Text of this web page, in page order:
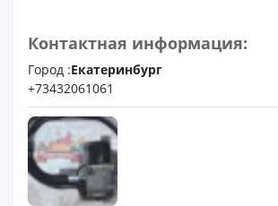
Контактная информация:
Город :Екатеринбург
+73432061061